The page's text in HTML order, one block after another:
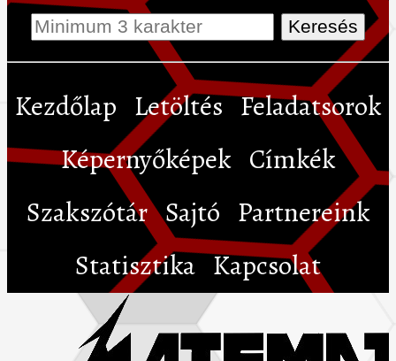
Kezdőlap Letöltés Feladatsorok
Képernyőképek Címkék
Szakszótár Sajtó Partnereink
Statisztika Kapcsolat